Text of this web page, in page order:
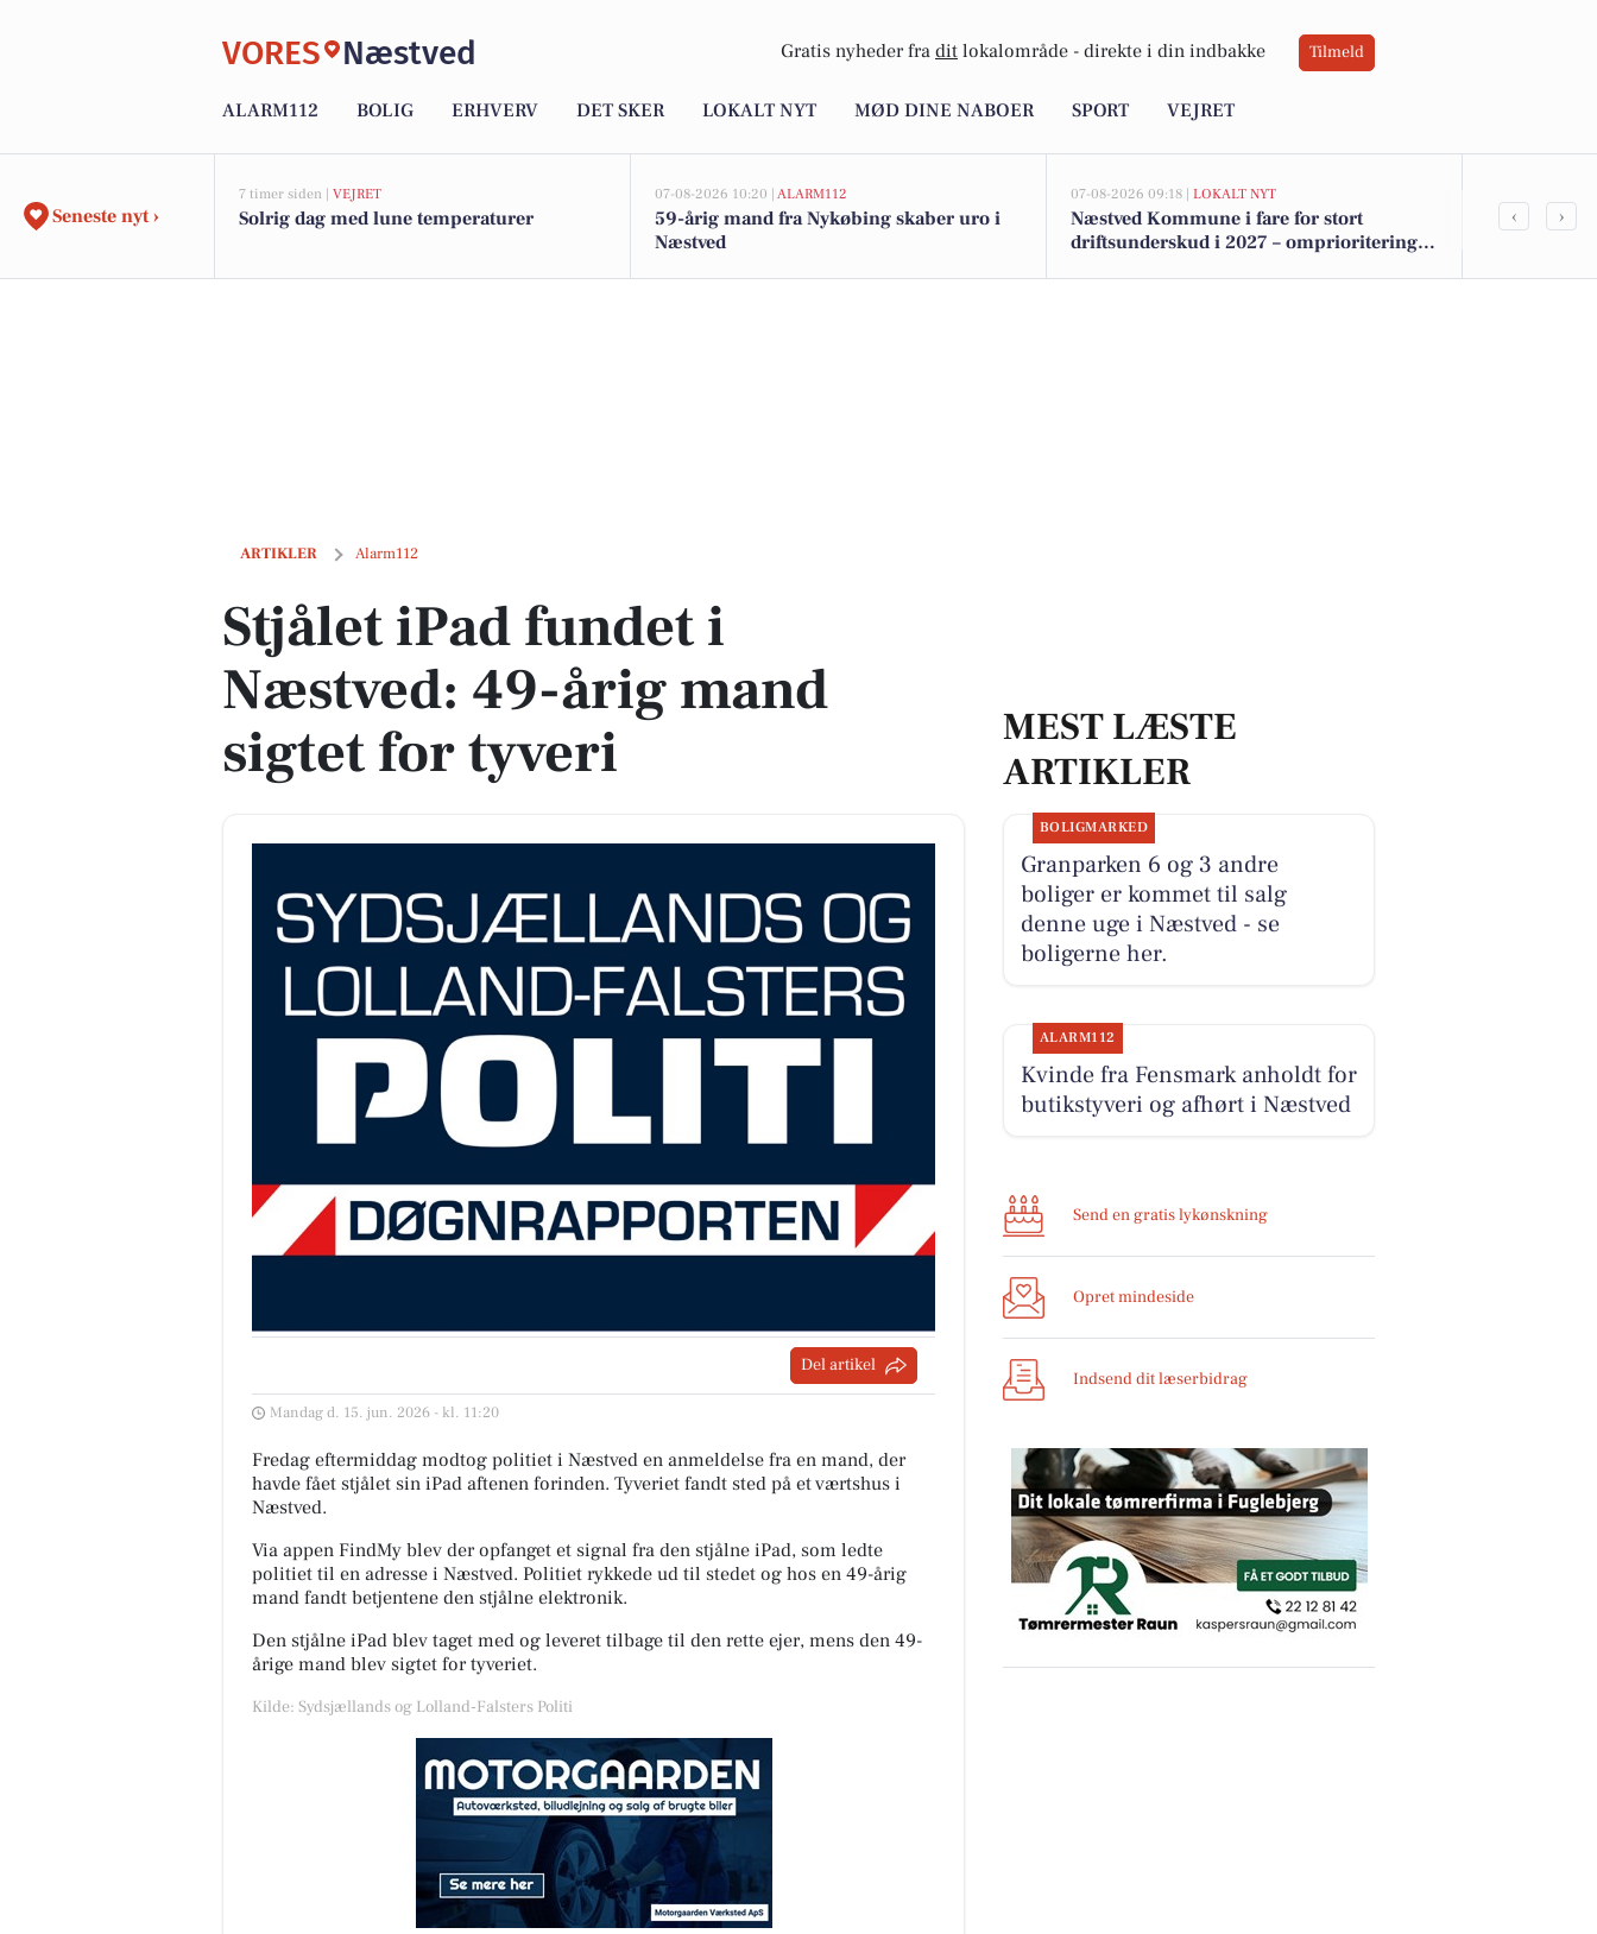
VORES Næstved Gratis nyheder fra dit lokalområde - direkte i din indbakke Tilmeld
ALARM112 BOLIG ERHVERV DET SKER LOKALT NYT MØD DINE NABOER SPORT VEJRET
Seneste nyt ›
7 timer siden | VEJRET
Solrig dag med lune temperaturer
07-08-2026 10:20 | ALARM112
59-årig mand fra Nykøbing skaber uro i
Næstved
07-08-2026 09:18 | LOKALT NYT
Næstved Kommune i fare for stort
driftsunderskud i 2027 – omprioriteringer
Forhøjede
‹ ›
ARTIKLER Alarm112
Stjålet iPad fundet i Næstved: 49-årig mand sigtet for tyveri
Stjålet iPad fundet i
Næstved: 49-årig mand
sigtet for tyveri
Del artikel
Mandag d. 15. jun. 2026 - kl. 11:20
Fredag eftermiddag modtog politiet i Næstved en anmeldelse fra en mand, der
havde fået stjålet sin iPad aftenen forinden. Tyveriet fandt sted på et værtshus i
Næstved.
Via appen FindMy blev der opfanget et signal fra den stjålne iPad, som ledte
politiet til en adresse i Næstved. Politiet rykkede ud til stedet og hos en 49-årig
mand fandt betjentene den stjålne elektronik.
Den stjålne iPad blev taget med og leveret tilbage til den rette ejer, mens den 49-
årige mand blev sigtet for tyveriet.
Kilde: Sydsjællands og Lolland-Falsters Politi
MEST LÆSTE
ARTIKLER
BOLIGMARKED
Granparken 6 og 3 andre
boliger er kommet til salg
denne uge i Næstved - se
boligerne her.
ALARM112
Kvinde fra Fensmark anholdt for
butikstyveri og afhørt i Næstved
Send en gratis lykønskning
Opret mindeside
Indsend dit læserbidrag